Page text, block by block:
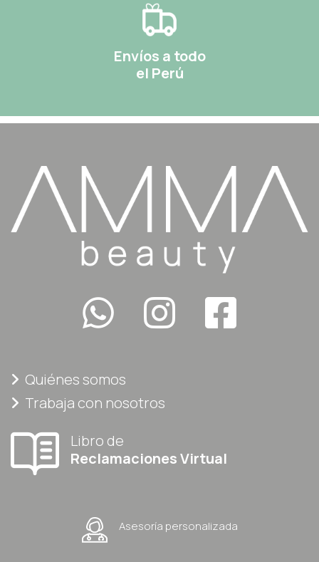
Envíos a todo
el Perú
Quiénes somos
Trabaja con nosotros
Libro de
Reclamaciones Virtual
Asesoría personalizada